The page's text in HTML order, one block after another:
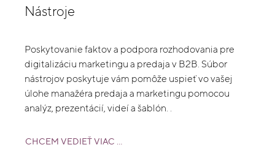
Nástroje
Poskytovanie faktov a podpora rozhodovania pre
digitalizáciu marketingu a predaja v B2B. Súbor
nástrojov poskytuje vám pomôže uspieť vo vašej
úlohe manažéra predaja a marketingu pomocou
analýz, prezentácií, videí a šablón. .
CHCEM VEDIEŤ VIAC ...